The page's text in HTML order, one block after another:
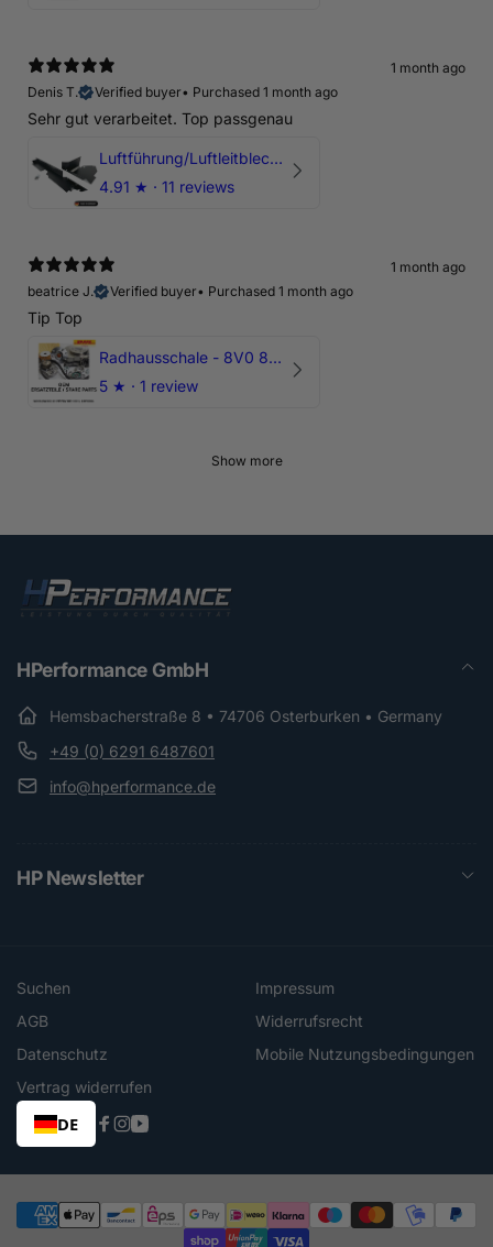
1 month ago
Denis T.
Verified buyer• Purchased 1 month ago
Sehr gut verarbeitet. Top passgenau
Luftführung/Luftleitblech 5" 125mm offene Ansaugung HPerformance
4.91 ★ · 11 reviews
1 month ago
beatrice J.
Verified buyer• Purchased 1 month ago
Tip Top
Radhausschale - 8V0 821 191 C - Original Ersatzteil für Audi RS3 Sportback
5 ★ · 1 review
Show more
HPerformance GmbH
Hemsbacherstraße 8 • 74706 Osterburken • Germany
+49 (0) 6291 6487601
info@hperformance.de
HP Newsletter
Suchen
Impressum
AGB
Widerrufsrecht
Datenschutz
Mobile Nutzungsbedingungen
Vertrag widerrufen
DE
Facebook
Instagram
YouTube
Zahlungsmethoden